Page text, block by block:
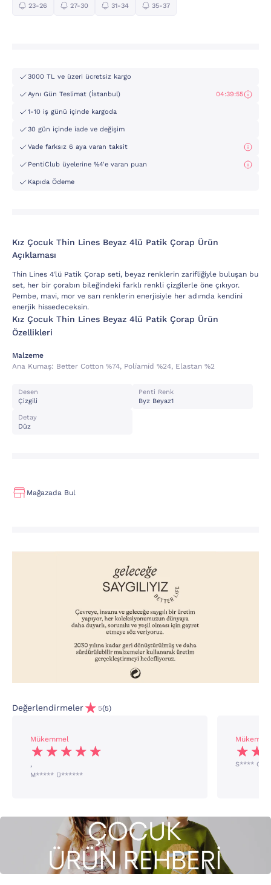
23-26 27-30 31-34 35-37
3000 TL ve üzeri ücretsiz kargo
Aynı Gün Teslimat (İstanbul) 04:39:55
1-10 iş günü içinde kargoda
30 gün içinde iade ve değişim
Vade farksız 6 aya varan taksit
PentiClub üyelerine %4'e varan puan
Kapıda Ödeme
Kız Çocuk Thin Lines Beyaz 4lü Patik Çorap Ürün
Açıklaması
Thin Lines 4'lü Patik Çorap seti, beyaz renklerin zarifliğiyle buluşan bu
set, her bir çorabın bileğindeki farklı renkli çizgilerle öne çıkıyor.
Pembe, mavi, mor ve sarı renklerin enerjisiyle her adımda kendini
enerjik hissedeceksin.
Kız Çocuk Thin Lines Beyaz 4lü Patik Çorap Ürün
Özellikleri
Malzeme
Ana Kumaş: Better Cotton %74, Poli̇ami̇d %24, Elastan %2
Desen
Çizgili
Penti Renk
Byz Beyaz1
Detay
Düz
Mağazada Bul
Değerlendirmeler 5(5)
Mükemmel
,
M***** Ü******
S****